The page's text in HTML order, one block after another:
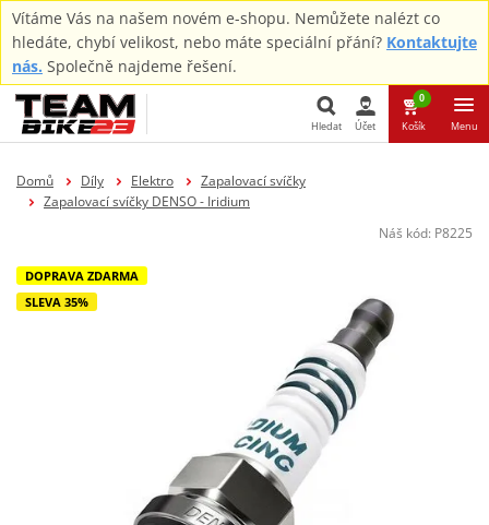
Vítáme Vás na našem novém e-shopu. Nemůžete nalézt co
hledáte, chybí velikost, nebo máte speciální přání? Kontaktujte
nás. Společně najdeme řešení.
Hledat Účet
0
Košík Menu
Domů Díly Elektro
Zapalovací svíčky
Zapalovací svíčky DENSO - Iridium
Náš kód: P8225
DOPRAVA ZDARMA
SLEVA 35%